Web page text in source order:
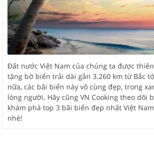
Đất nước Việt Nam của chúng ta được
tặng bờ biển trải dài gần 3.260 km từ Bắc
nữa, các bãi biển này vô cùng đẹp, trong
lòng người. Hãy cũng VN Cooking theo dõi
khám phá top 3 bãi biển đẹp nhất Việt
nhé!